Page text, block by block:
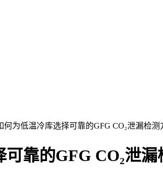
何为低温冷库选择可靠的GFG CO₂泄漏检测
靠的GFG CO₂泄漏